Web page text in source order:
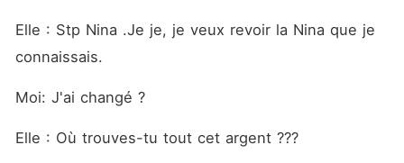
Elle : Stp Nina .Je je, je veux revoir la Nina que je
connaissais.
Moi: J'ai changé ?
Elle : Où trouves-tu tout cet argent ???